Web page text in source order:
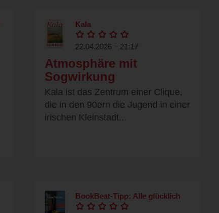
Kala
22.04.2026 – 21:17
Atmosphäre mit
Sogwirkung
Kala ist das Zentrum einer Clique,
die in den 90ern die Jugend in einer
irischen Kleinstadt...
BookBeat-Tipp: Alle glücklich